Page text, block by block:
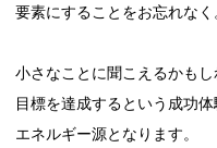
要素にすることをお忘れなく
小さなことに聞こえるかも
目標を達成するという成功
エネルギー源となります。